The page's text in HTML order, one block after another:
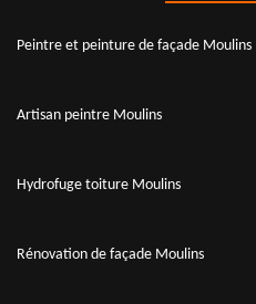
Peintre et peinture de façade Moulins
Artisan peintre Moulins
Hydrofuge toiture Moulins
Rénovation de façade Moulins